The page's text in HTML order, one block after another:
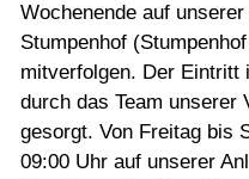
Wochenende auf
Stumpenhof
mitverfolgen. Der Eintritt
durch das Team unserer
gesorgt. Von Freitag bis
09:00 Uhr auf unserer